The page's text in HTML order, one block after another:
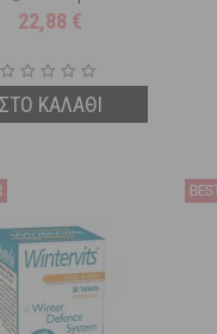
22,88 €
ΚΑΛΑΘΙ